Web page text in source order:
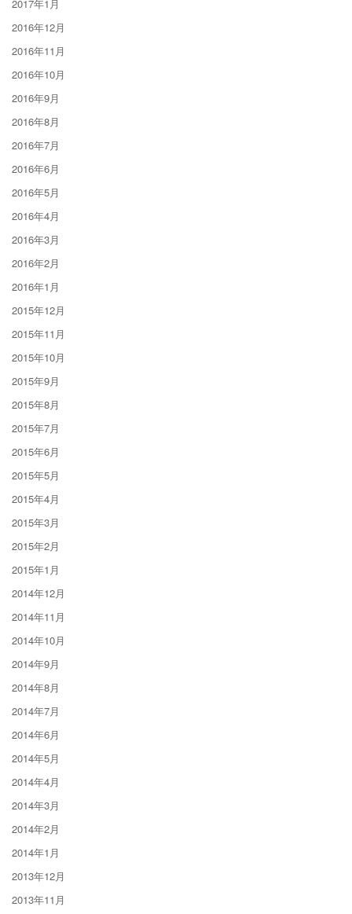
2017年1月
2016年12月
2016年11月
2016年10月
2016年9月
2016年8月
2016年7月
2016年6月
2016年5月
2016年4月
2016年3月
2016年2月
2016年1月
2015年12月
2015年11月
2015年10月
2015年9月
2015年8月
2015年7月
2015年6月
2015年5月
2015年4月
2015年3月
2015年2月
2015年1月
2014年12月
2014年11月
2014年10月
2014年9月
2014年8月
2014年7月
2014年6月
2014年5月
2014年4月
2014年3月
2014年2月
2014年1月
2013年12月
2013年11月